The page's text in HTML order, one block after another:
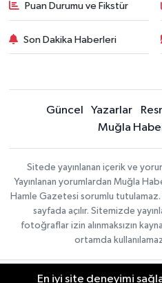
Puan Durumu ve Fikstür
Son Dakika Haberleri
Güncel Yazarlar
Muğla
Sitede yayınlanan içerik ve
Yayınlanan yorumlardan Muğla
Hamle Gazetesi sorumlu
sayfada açılır. Sitemizde
fotoğraflar izin alınmaksızın
ortamda
Gizlilik Sözleşmesi
En iyi site deneyimi